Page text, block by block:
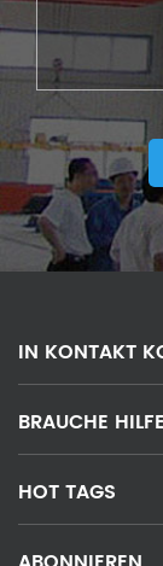
IN KONTAKT
BRAUCHE HILFE
HOT TAGS